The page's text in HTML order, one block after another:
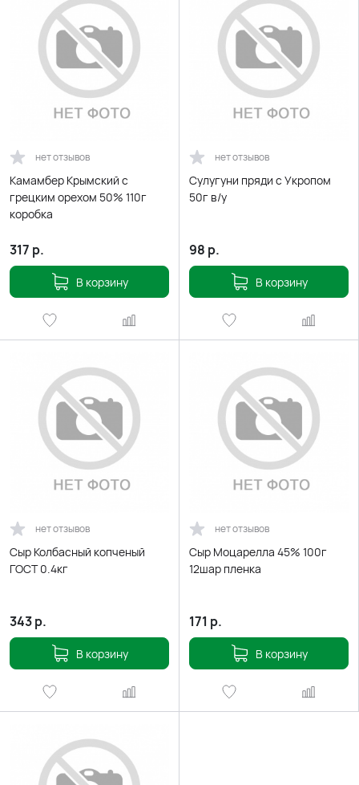
нет отзывов
Камамбер Крымский с
грецким орехом 50% 110г
коробка
317 р.
В корзину
нет отзывов
Сулугуни пряди с Укропом
50г в/у
98 р.
В корзину
нет отзывов
Сыр Колбасный копченый
ГОСТ 0.4кг
343р.
В корзину
нет отзывов
Сыр Моцарелла 45% 100г
12шар пленка
171 р.
В корзину